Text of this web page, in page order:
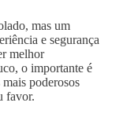
mas um
e segurança
melhor
o importante é
poderosos
favor.